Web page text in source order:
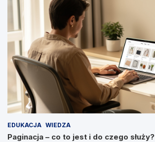
EDUKACJA WIEDZA
Paginacja – co to jest i do czego służy?